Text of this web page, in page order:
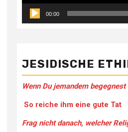
00:00
JESIDISCHE
Wenn Du jemandem be­gegnest
So reiche ihm eine gute Tat
Frag nicht danach, welcher